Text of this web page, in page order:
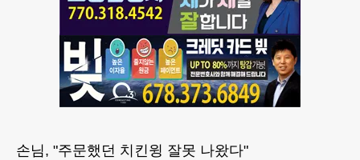
손님, "주문했던 치킨윙 잘못 나왔다"